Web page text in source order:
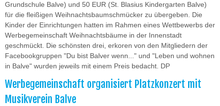
Grundschule Balve) und 50 EUR (St. Blasius Kindergarten Balve)
für die fleißigen Weihnachtsbaumschmücker zu übergeben. Die
Kinder der Einrichtungen hatten im Rahmen eines Wettbewerbs der
Werbegemeinschaft Weihnachtsbäume in der Innenstadt
geschmückt. Die schönsten drei, erkoren von den Mitgliedern der
Facebookgruppen "Du bist Balver wenn..." und "Leben und wohnen
in Balve" wurden jeweils mit einem Preis bedacht. DP
Werbegemeinschaft organisiert Platzkonzert mit
Musikverein Balve